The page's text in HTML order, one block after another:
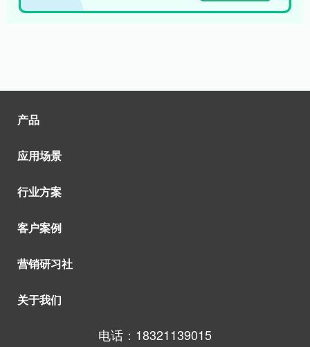
产品
应用场景
行业方案
客户案例
营销研习社
关于我们
电话：18321139015